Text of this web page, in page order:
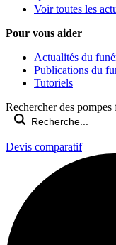
Voir toutes les
Pour vous aider
Actualités du
Publications du
Tutoriels
Rechercher des
Devis comparatif